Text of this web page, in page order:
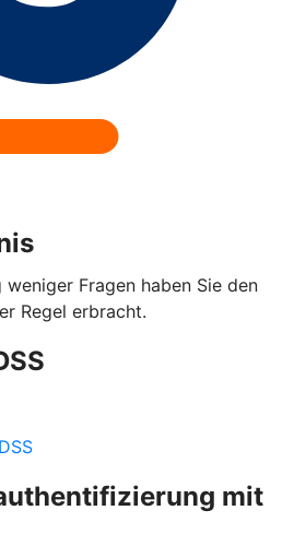
Fragen haben Sie den
Regel erbracht.
mit